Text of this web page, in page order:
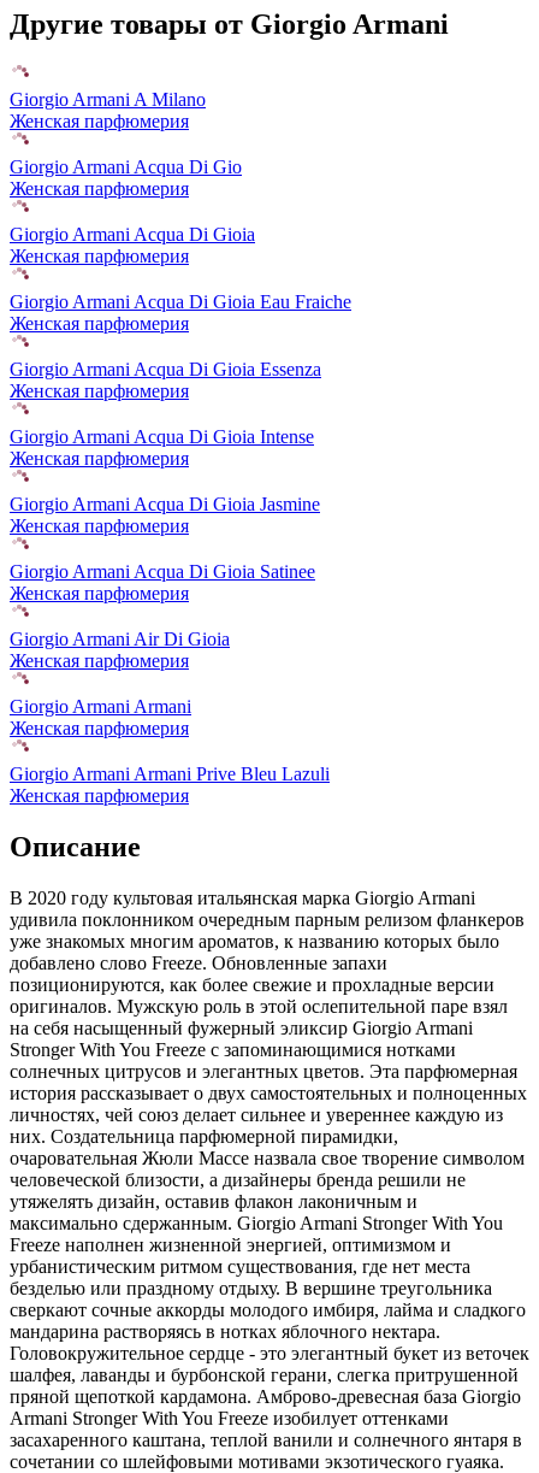
Другие товары от Giorgio Armani
Giorgio Armani A Milano
Женская парфюмерия
Giorgio Armani Acqua Di Gio
Женская парфюмерия
Giorgio Armani Acqua Di Gioia
Женская парфюмерия
Giorgio Armani Acqua Di Gioia Eau Fraiche
Женская парфюмерия
Giorgio Armani Acqua Di Gioia Essenza
Женская парфюмерия
Giorgio Armani Acqua Di Gioia Intense
Женская парфюмерия
Giorgio Armani Acqua Di Gioia Jasmine
Женская парфюмерия
Giorgio Armani Acqua Di Gioia Satinee
Женская парфюмерия
Giorgio Armani Air Di Gioia
Женская парфюмерия
Giorgio Armani Armani
Женская парфюмерия
Giorgio Armani Armani Prive Bleu Lazuli
Женская парфюмерия
Описание
В 2020 году культовая итальянская марка Giorgio Armani
удивила поклонником очередным парным релизом фланкеров
уже знакомых многим ароматов, к названию которых было
добавлено слово Freeze. Обновленные запахи
позиционируются, как более свежие и прохладные версии
оригиналов. Мужскую роль в этой ослепительной паре взял
на себя насыщенный фужерный эликсир Giorgio Armani
Stronger With You Freeze с запоминающимися нотками
солнечных цитрусов и элегантных цветов. Эта парфюмерная
история рассказывает о двух самостоятельных и полноценных
личностях, чей союз делает сильнее и увереннее каждую из
них. Создательница парфюмерной пирамидки,
очаровательная Жюли Массе назвала свое творение символом
человеческой близости, а дизайнеры бренда решили не
утяжелять дизайн, оставив флакон лаконичным и
максимально сдержанным. Giorgio Armani Stronger With You
Freeze наполнен жизненной энергией, оптимизмом и
урбанистическим ритмом существования, где нет места
безделью или праздному отдыху. В вершине треугольника
сверкают сочные аккорды молодого имбиря, лайма и сладкого
мандарина растворяясь в нотках яблочного нектара.
Головокружительное сердце - это элегантный букет из веточек
шалфея, лаванды и бурбонской герани, слегка притрушенной
пряной щепоткой кардамона. Амброво-древесная база Giorgio
Armani Stronger With You Freeze изобилует оттенками
засахаренного каштана, теплой ванили и солнечного янтаря в
сочетании со шлейфовыми мотивами экзотического гуаяка.